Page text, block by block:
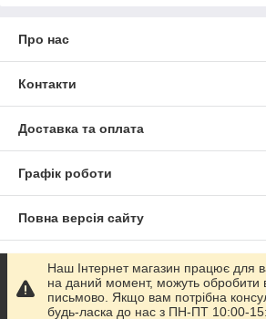
Про нас
Контакти
Доставка та оплата
Графік роботи
Повна версія сайту
Сайт створено на маркетплейсі
Політика конфіденційності
Наш Інтернет магазин працює для
на даний момент, можуть обробити
письмово. Якщо вам потрібна
будь-ласка до нас з ПН-ПТ 10:00-